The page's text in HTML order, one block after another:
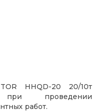
HHQD-20 20/10т
проведении
работ.